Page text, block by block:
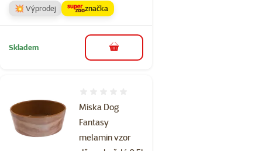
💥 Výprodej značka
Skladem do košíku
Miska Dog
Fantasy
melamin vzor